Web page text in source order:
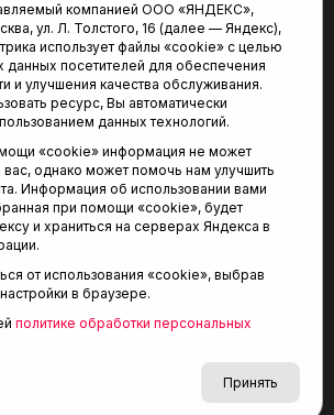
Геологоразведчиков, 28А
спортивных новостей
компанией ООО «ЯНДЕКС»,
ул. Л. Толстого, 16 (далее — Яндекс),
использует файлы «cookie» с целью
данных посетителей для обеспечения
и улучшения качества обслуживания.
ресурс, Вы автоматически
данных технологий.
«cookie» информация не может
вас, однако может помочь нам улучшить
Информация об использовании вами
при помощи «cookie», будет
и храниться на серверах Яндекса в
от использования «cookie», выбрав
в браузере.
политике обработки персональных
Принять